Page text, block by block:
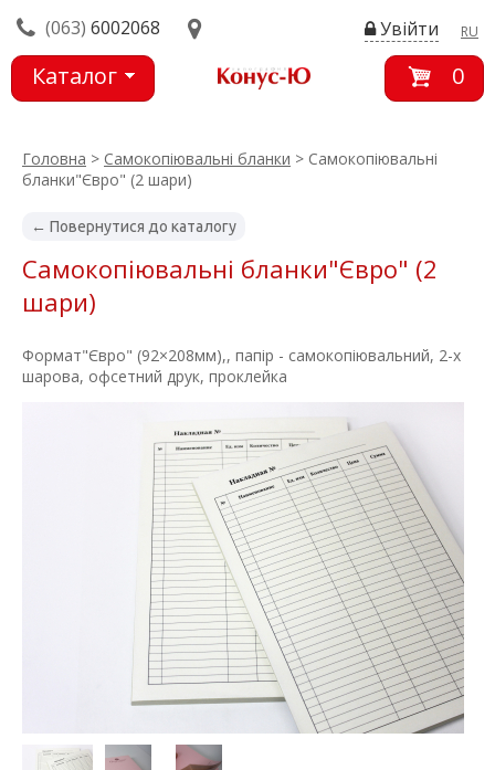
(063) 6002068 RU
Увійти
Каталог
0
Головна > Самокопіювальні бланки > Самокопіювальні
бланки"Євро" (2 шари)
← Повернутися до каталогу
Самокопіювальні бланки"Євро" (2
шари)
Формат"Євро" (92×208мм),, папір - самокопіювальний, 2-х
шарова, офсетний друк, проклейка